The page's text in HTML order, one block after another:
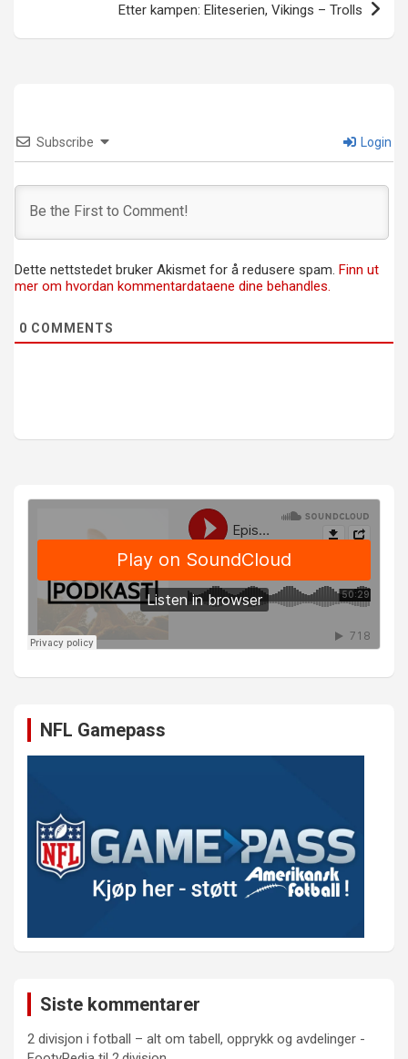
Etter kampen: Eliteserien, Vikings – Trolls
Subscribe Login
Dette nettstedet bruker Akismet for å redusere spam. Finn ut
mer om hvordan kommentardataene dine behandles.
0 COMMENTS
NFL Gamepass
Siste kommentarer
2 divisjon i fotball – alt om tabell, opprykk og avdelinger -